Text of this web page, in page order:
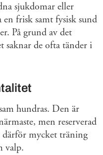
sjukdomar eller
en frisk samt fysisk sund
På grund av det
saknar de ofta tänder i
hundras. Den är
men reserverad
därför mycket träning
valp.